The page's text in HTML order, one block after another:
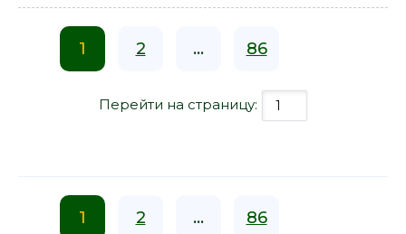
1 2 ... 86
Перейти на страницу:
1 2 ... 86